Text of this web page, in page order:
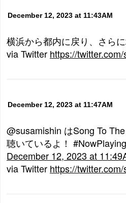
December 12, 2023 at 11:43AM
横浜から都内に戻り、さらに
via Twitter https://
December 12, 2023 at 11:47AM
@susamishin はSong To
聴いているよ！
December 12, 2023 at
via Twitter https://